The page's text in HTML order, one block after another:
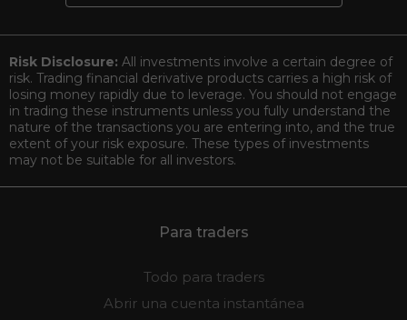
Risk Disclosure: All investments involve a certain degree of
risk. Trading financial derivative products carries a high risk of
losing money rapidly due to leverage. You should not engage
in trading these instruments unless you fully understand the
nature of the transactions you are entering into, and the true
extent of your risk exposure. These types of investments
may not be suitable for all investors.
Para traders
Todo para traders
Abrir una cuenta instantánea